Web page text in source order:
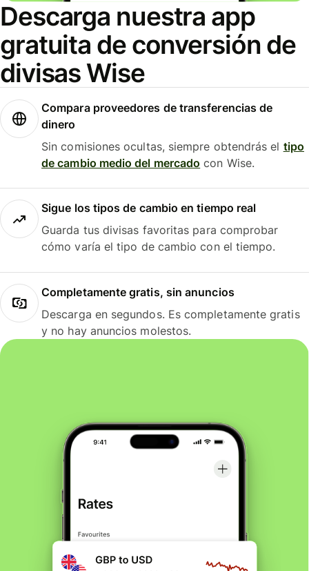
Descarga nuestra app
gratuita de conversión de
divisas Wise
Compara proveedores de transferencias de
dinero
Sin comisiones ocultas, siempre obtendrás el tipo
de cambio medio del mercado con Wise.
Sigue los tipos de cambio en tiempo real
Guarda tus divisas favoritas para comprobar
cómo varía el tipo de cambio con el tiempo.
Completamente gratis, sin anuncios
Descarga en segundos. Es completamente gratis
y no hay anuncios molestos.